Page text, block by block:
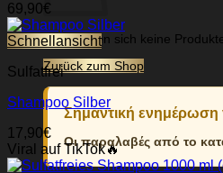
Es befinden sich keine
Zurück zum Shop
Σημαντική
Οι παραλαβές από το
69,90€
Schnellansicht
Sulfatfrei
Shampoo Silber
17,90€
Viral auf TikTok🔥